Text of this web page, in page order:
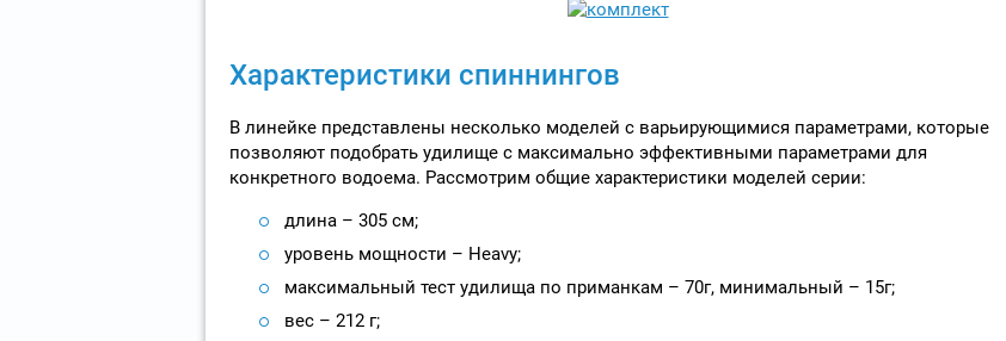
Характеристики спиннингов
В линейке представлены несколько моделей с варьирующимися параметрами, которые
позволяют подобрать удилище с максимально эффективными параметрами для
конкретного водоема. Рассмотрим общие характеристики моделей серии:
длина – 305 см;
уровень мощности – Heavy;
максимальный тест удилища по приманкам – 70г, минимальный – 15г;
вес – 212 г;